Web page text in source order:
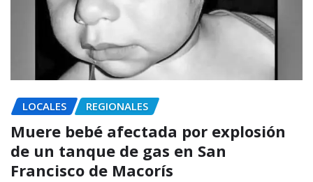
LOCALES REGIONALES
Muere bebé afectada por explosión
de un tanque de gas en San
Francisco de Macorís